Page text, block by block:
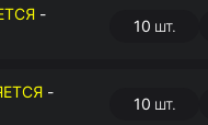
-
10 шт.
-
10 шт.